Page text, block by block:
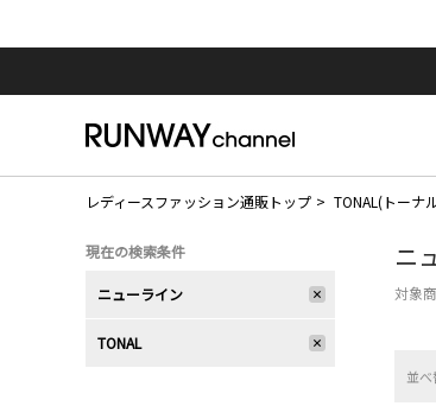
レディースファッション通販トップ TONAL(トーナ
ニ
対象
並べ
現在の検索条件
ニューライン
TONAL